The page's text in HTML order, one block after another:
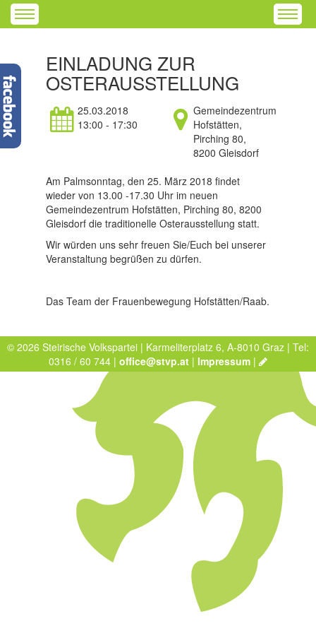
EINLADUNG ZUR
OSTERAUSSTELLUNG
25.03.2018
13:00 - 17:30
Gemeindezentrum
Hofstätten,
Pirching 80,
8200 Gleisdorf
Am Palmsonntag, den 25. März 2018 findet
wieder von 13.00 -17.30 Uhr im neuen
Gemeindezentrum Hofstätten, Pirching 80, 8200
Gleisdorf die traditionelle Osterausstellung statt.
Wir würden uns sehr freuen Sie/Euch bei unserer
Veranstaltung begrüßen zu dürfen.
Das Team der Frauenbewegung Hofstätten/Raab.
© 2026 Steirische Volkspartei | Karmeliterplatz 6, A-8010 Graz | Tel:
0316 / 60 744 | office@stvp.at | Impressum |